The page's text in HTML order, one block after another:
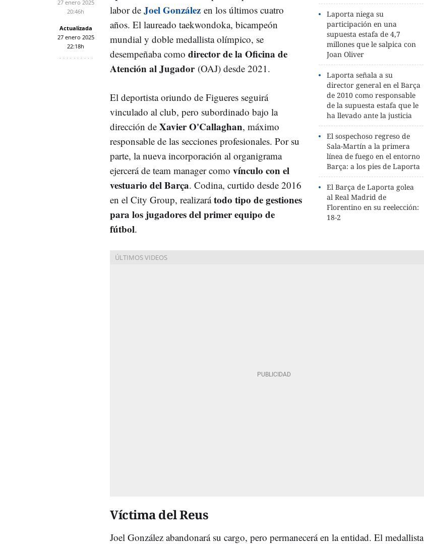
27 enero 2025
20:46h
Actualizada
27 enero 2025
22:18h
Laporta niega su
participación en una
supuesta estafa de 4,7
millones que le salpica con
Joan Oliver
Laporta señala a su
director general en el Barça
de 2010 como responsable
de la supuesta estafa que le
ha llevado ante la justicia
El sospechoso regreso de
Sala-Martín a la primera
línea de fuego en el entorno
Barça: a los pies de Laporta
El Barça de Laporta golea
al Real Madrid de
Florentino en su reelección:
18-2
labor de Joel González en los últimos cuatro
años. El laureado taekwondoka, bicampeón
mundial y doble medallista olímpico, se
desempeñaba como director de la Oficina de
Atención al Jugador(OAJ) desde 2021.
El deportista oriundo de Figueres seguirá
vinculado al club, pero subordinado bajo la
dirección de Xavier O'Callaghan, máximo
responsable de las secciones profesionales. Por su
parte, la nueva incorporación al organigrama
ejercerá de team manager como vínculo con el
vestuario del Barça. Codina, curtido desde 2016
en el City Group, realizarátodo tipo de gestiones
para los jugadores del primer equipo de
fútbol.
Víctima del Reus
Joel González abandonará su cargo, pero permanecerá en la entidad. El medallista